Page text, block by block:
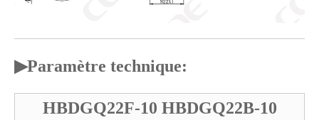
▶Paramètre technique:
HBDGQ22F-10 HBDGQ22B-10